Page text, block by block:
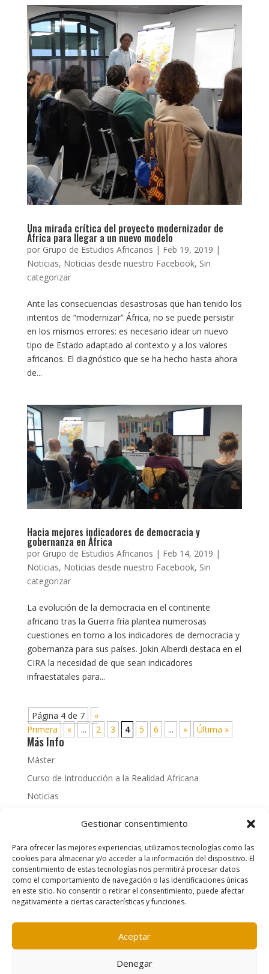
Gestionar consentimiento
Para ofrecer las mejores experiencias, utilizamos tecnologías como las
cookies para almacenar y/o acceder a la información del dispositivo. El
consentimiento de estas tecnologías nos permitirá procesar datos
como el comportamiento de navegación o las identificaciones únicas
en este sitio. No consentir o retirar el consentimiento, puede afectar
negativamente a ciertas características y funciones.
Aceptar
Denegar
Una mirada crítica del proyecto modernizador de
África para llegar a un nuevo modelo
por Grupo de Estudios Africanos | Feb 19, 2019 |
Noticias, Noticias desde nuestro Facebook, Sin
categorizar
Ante las consecuencias desastrosas que han tenido los
intentos de “modernizar” África, no se puede persistir
en los mismos errores: es necesario idear un nuevo
tipo de Estado adaptado al contexto y a los valores
africanos. El diagnóstico que se ha hecho hasta ahora
de...
Hacia mejores indicadores de democracia y
gobernanza en África
por Grupo de Estudios Africanos | Feb 14, 2019 |
Noticias, Noticias desde nuestro Facebook, Sin
categorizar
La evolución de la democracia en el continente
africano tras la Guerra fría plantea numerosas
cuestiones en torno a los indicadores de democracia y
gobernanza para sus países. Jokin Alberdi destaca en el
CIRA la necesidad de que sean indicadores
infraestatales para...
Página 4 de 7
«
Primera
« ... 2 3 4 5 6 ... » Última »
Más Info
Máster
Curso de Introducción a la Realidad Africana
Noticias
More info
PhD
News
Política de cookies